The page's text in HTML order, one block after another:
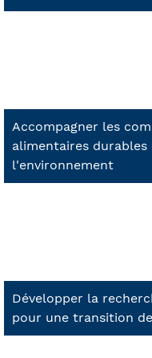
Accompagner les
alimentaires
l'environnement
Développer la
pour une transition